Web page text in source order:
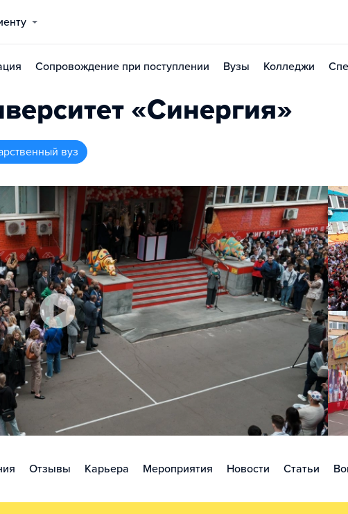
Сопровождение при поступлении Вузы Колледжи
«Синергия»
вуз
Отзывы Карьера Мероприятия Новости Статьи